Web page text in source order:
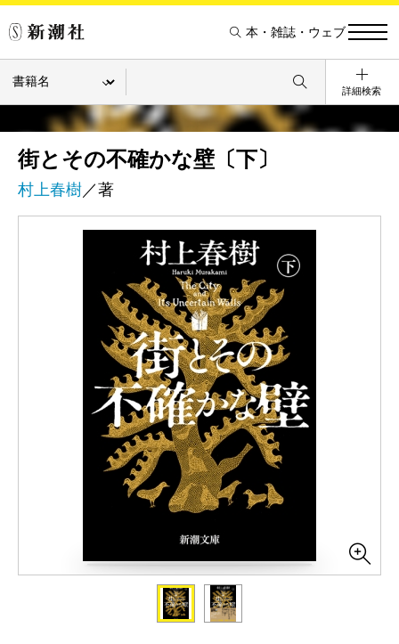
本・雑誌・ウェブ
詳細検索
街とその不確かな壁〔下〕
村上春樹／著